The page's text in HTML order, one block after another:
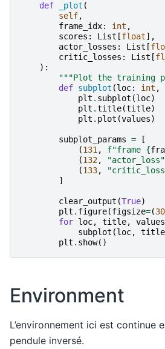
def _plot (
self,
frame_idx: int ,
scores : List [float],
actor_losses : List [
critic_losses : List [
):
"""Plot the training
def subplot (loc: int ,
plt . subplot (loc)
plt .title(title)
plt . plot (values)
subplot_params =
[
(131 , f"frame {
(132, "actor_loss"
(133,
]
clear_output (True)
plt . figure(figsize=(30
for loc, title, values
subplot (loc, title
plt . show()
Environment
L’environnement ici est continue
pendule inversé.